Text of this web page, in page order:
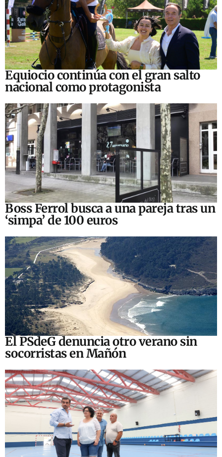
Equiocio continúa con el gran salto
nacional como protagonista
Boss Ferrol busca a una pareja tras un
‘simpa’ de 100 euros
El PSdeG denuncia otro verano sin
socorristas en Mañón